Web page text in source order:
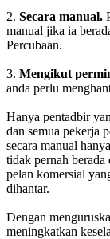
2. Secara manual.
manual jika ia
Percubaan.
3. Mengikut
anda perlu
Hanya pentadbir
dan semua pekerja
secara manual
tidak pernah
pelan komersial
dihantar.
Dengan
meningkatkan